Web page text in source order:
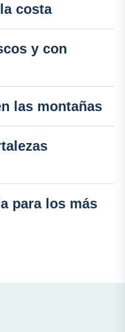
costa
y con
las montañas
para los más